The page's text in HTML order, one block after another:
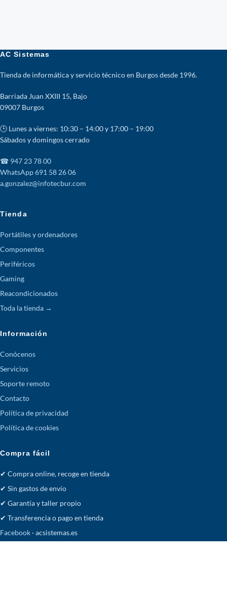
AC Sistemas
Tienda de informática y servicio técnico en Burgos desde 1996.
Barriada Juan XXIII 15, Bajo
09007 Burgos
🕒 Lunes a viernes: 10:30 – 14:00 y 17:00 – 19:00
Sábados y domingos cerrado
☎ 947 23 78 00
WhatsApp 691 58 26 06
a.gonzalez@infotecbur.com
Tienda
Portátiles y ordenadores
Componentes
Periféricos
Gaming
Reacondicionados
Toda la tienda →
Información
Conócenos
Servicios
Soporte remoto
Contacto
Política de privacidad
Política de cookies
Compra fácil
✔ Compra online, recoge en tienda
✔ Sin gastos de envío
✔ Garantía y taller propio
✔ Transferencia o pago en tienda
Facebook · acsistemas.es